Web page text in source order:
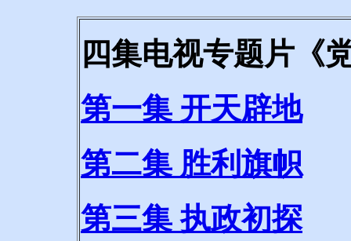
四集电视专题片《
第一集 开天辟地
第二集 胜利旗帜
第三集 执政初探